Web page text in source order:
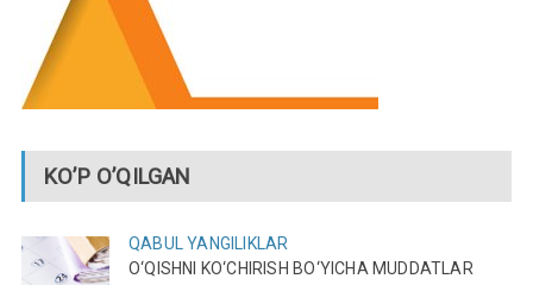
KO’P O’QILGAN
QABUL YANGILIKLAR
O‘QISHNI KO‘CHIRISH BO‘YICHA MUDDATLAR